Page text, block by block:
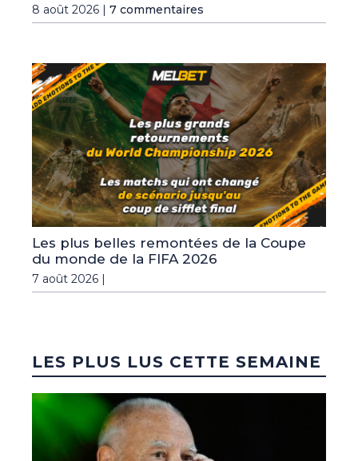
8 août 2026 | 7 commentaires
Les plus belles remontées de la Coupe
du monde de la FIFA 2026
7 août 2026 |
LES PLUS LUS CETTE SEMAINE